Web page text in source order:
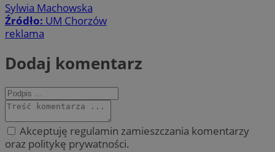
Sylwia Machowska
Źródło: UM Chorzów
reklama
Dodaj komentarz
Akceptuję regulamin zamieszczania komentarzy
oraz politykę prywatności.